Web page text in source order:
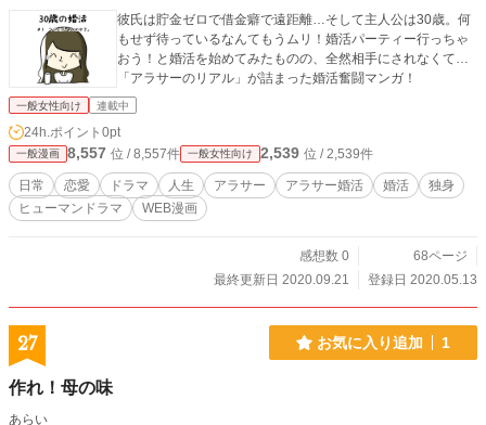
彼氏は貯金ゼロで借金癖で遠距離…そして主人公は30歳。何
もせず待っているなんてもうムリ！婚活パーティー行っちゃ
おう！と婚活を始めてみたものの、全然相手にされなくて…
「アラサーのリアル」が詰まった婚活奮闘マンガ！
一般女性向け 連載中
24h.ポイント 0pt
一般漫画 8,557 位 / 8,557件 一般女性向け 2,539 位 / 2,539件
日常 恋愛 ドラマ 人生 アラサー アラサー婚活 婚活
独身
ヒューマンドラマ
WEB漫画
感想数 0
68ページ
最終更新日 2020.09.21
登録日 2020.05.13
27 お気に入り追加 1
作れ！母の味
あらい